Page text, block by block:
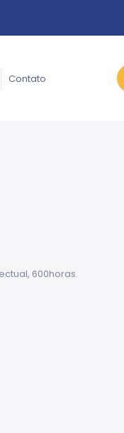
Contato
600horas.